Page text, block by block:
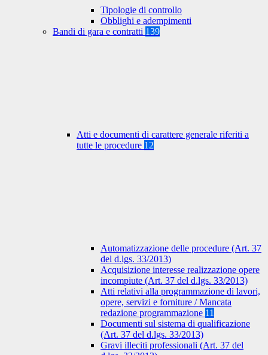
Tipologie di controllo
Obblighi e adempimenti
Bandi di gara e contratti 139
Atti e documenti di carattere generale riferiti a
tutte le procedure 12
Automatizzazione delle procedure (Art. 37
del d.lgs. 33/2013)
Acquisizione interesse realizzazione opere
incompiute (Art. 37 del d.lgs. 33/2013)
Atti relativi alla programmazione di lavori,
opere, servizi e forniture / Mancata
redazione programmazione 11
Documenti sul sistema di qualificazione
(Art. 37 del d.lgs. 33/2013)
Gravi illeciti professionali (Art. 37 del